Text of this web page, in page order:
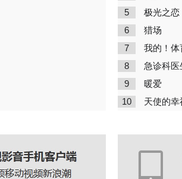
5 极光之恋
6 猎场
7 我的！体
8 急诊科医
9 暖爱
10 天使的幸